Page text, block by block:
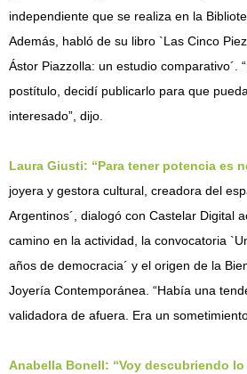
independiente que se realiza en la
Además, habló de su libro `Las Cinco
Ástor Piazzolla: un estudio comparativo´.
postítulo, decidí publicarlo para que
interesado”, dijo.
Laura Giusti: “Para tener potencia es
joyera y gestora cultural, creadora del
Argentinos´, dialogó con Castelar Digital
camino en la actividad, la convocatoria
años de democracia´ y el origen de la
Joyería Contemporánea. “Había una
validadora de afuera. Era un
Anabella Bonell: “Voy descubriendo